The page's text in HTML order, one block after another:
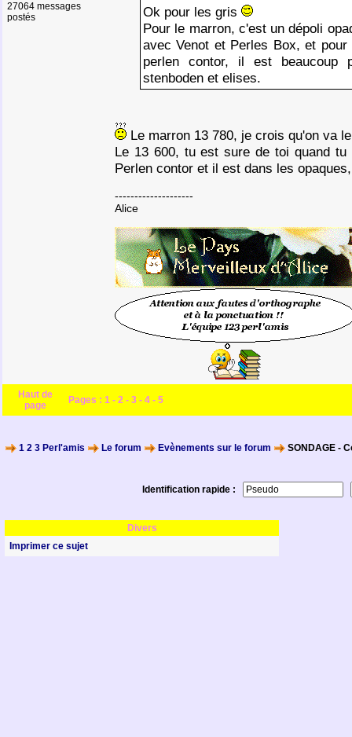
27064 messages
postés
Ok pour les gris
Pour le marron, c'est un dépoli
avec Venot et Perles Box, et
perlen contor, il est beaucoup
stenboden et elises.
Le marron 13 780, je crois qu'on va
Le 13 600, tu est sure de toi quand
Perlen contor et il est dans les
--------------------
Alice
Haut de
page
Pages : 1 - 2 - 3 - 4 - 5
1 2 3 Perl'amis Le forum Evènements sur le forum SONDAGE -
Identification rapide :
Divers
Imprimer ce sujet